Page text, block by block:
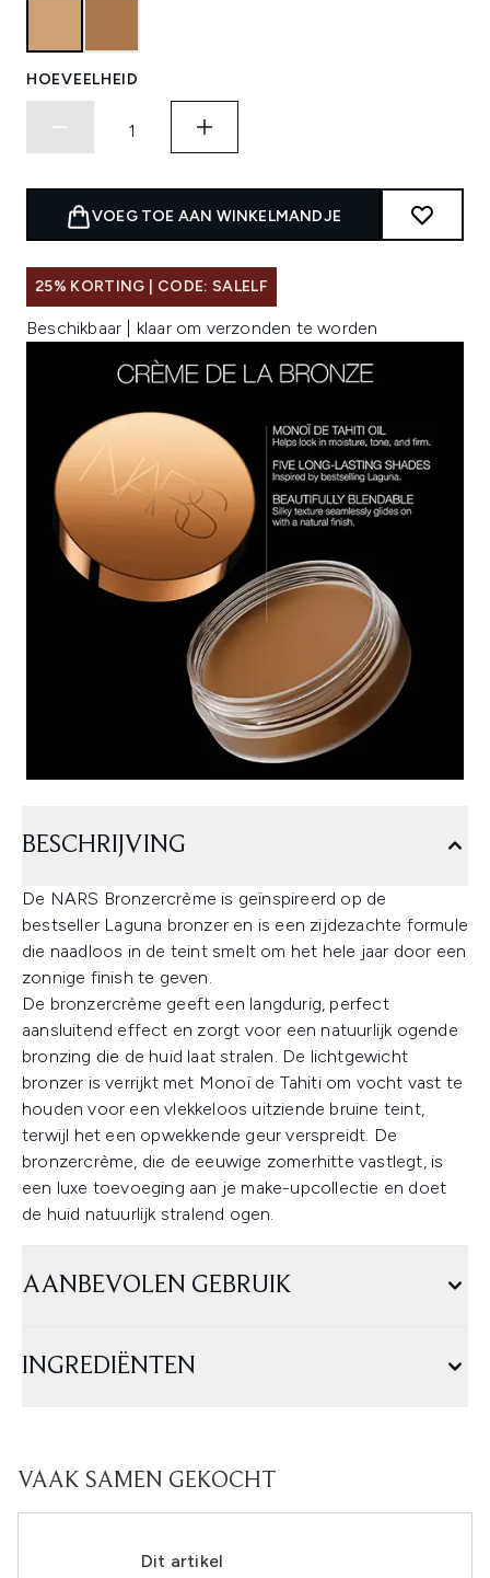
HOEVEELHEID
VOEG TOE AAN WINKELMANDJE
25% KORTING | CODE: SALELF
Beschikbaar | klaar om verzonden te worden
BESCHRIJVING
De NARS Bronzercrème is geïnspireerd op de
bestseller Laguna bronzer en is een zijdezachte formule
die naadloos in de teint smelt om het hele jaar door een
zonnige finish te geven.
De bronzercrème geeft een langdurig, perfect
aansluitend effect en zorgt voor een natuurlijk ogende
bronzing die de huid laat stralen. De lichtgewicht
bronzer is verrijkt met Monoï de Tahiti om vocht vast te
houden voor een vlekkeloos uitziende bruine teint,
terwijl het een opwekkende geur verspreidt. De
bronzercrème, die de eeuwige zomerhitte vastlegt, is
een luxe toevoeging aan je make-upcollectie en doet
de huid natuurlijk stralend ogen.
AANBEVOLEN GEBRUIK
INGREDIËNTEN
VAAK SAMEN GEKOCHT
Dit artikel